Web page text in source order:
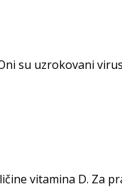
su uzrokovani
vitamina D. Za